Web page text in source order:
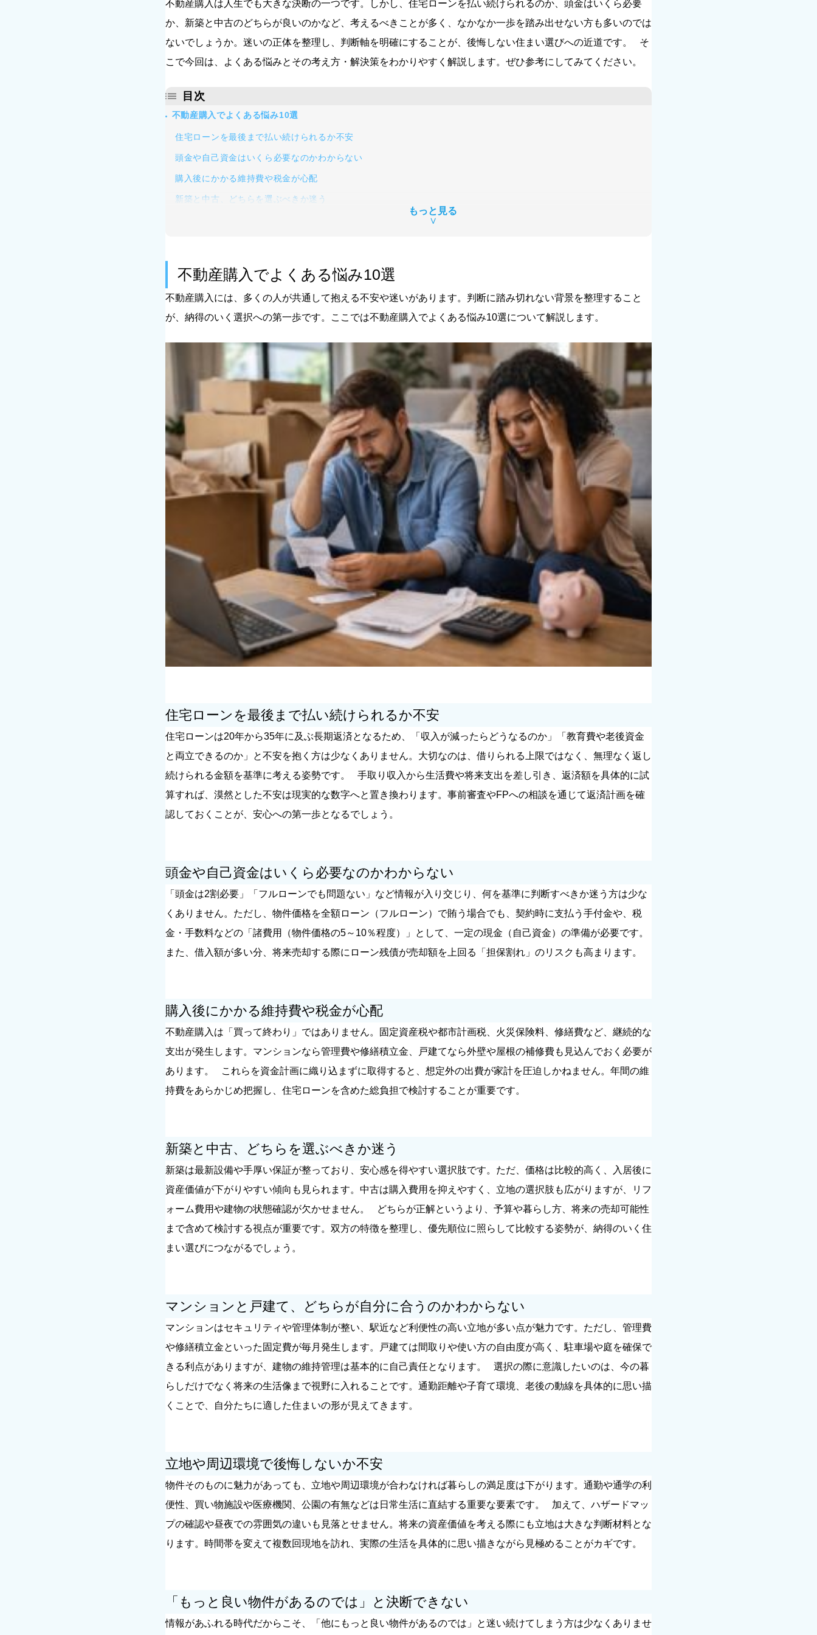
人気のキーワード
借り換え 失敗・後悔 税制優遇 家探し 住宅ローン控除
不動産購入は人生でも大きな決断の一つです。しかし、住宅ローンを払い続けられるのか、頭金はいくら必要
か、新築と中古のどちらが良いのかなど、考えるべきことが多く、なかなか一歩を踏み出せない方も多いのでは
ないでしょうか。迷いの正体を整理し、判断軸を明確にすることが、後悔しない住まい選びへの近道です。
そ
こで今回は、よくある悩みとその考え方・解決策をわかりやすく解説します。ぜひ参考にしてみてください。
目次
不動産購入でよくある悩み10選
住宅ローンを最後まで払い続けられるか不安
頭金や自己資金はいくら必要なのかわからない
購入後にかかる維持費や税金が心配
新築と中古、どちらを選ぶべきか迷う
今は買いどきなのか、タイミングがわからない
将来の転勤や家族構成の変化に対応できるか心配
不動産会社や担当者を信用していいのか不安
不動産購入で後悔する人の共通点
借りられる金額を基準に住宅ローンを組んでしまう
購入後の維持費や将来コストまで想定していない
将来の売却や住み替えを想定せずに購入している
不動産購入の悩みを整理する3ステップ
STEP1｜家計と将来収支を可視化し「無理のない予算」を決める
STEP2｜希望条件を「絶対条件」と「妥協できる条件」に分ける
STEP3｜購入後の生活をシミュレーションし最終判断を行う
不動産購入の悩みは「整理」すれば解決できる
もっと見る
∨
不動産購入でよくある悩み10選
不動産購入には、多くの人が共通して抱える不安や迷いがあります。判断に踏み切れない背景を整理すること
が、納得のいく選択への第一歩です。ここでは不動産購入でよくある悩み10選について解説します。
住宅ローンを最後まで払い続けられるか不安
住宅ローンは20年から35年に及ぶ長期返済となるため、「収入が減ったらどうなるのか」「教育費や老後資金
と両立できるのか」と不安を抱く方は少なくありません。大切なのは、借りられる上限ではなく、無理なく返し
続けられる金額を基準に考える姿勢です。
手取り収入から生活費や将来支出を差し引き、返済額を具体的に試
算すれば、漠然とした不安は現実的な数字へと置き換わります。事前審査やFPへの相談を通じて返済計画を確
認しておくことが、安心への第一歩となるでしょう。
頭金や自己資金はいくら必要なのかわからない
「頭金は2割必要」「フルローンでも問題ない」など情報が入り交じり、何を基準に判断すべきか迷う方は少な
くありません。ただし、物件価格を全額ローン（フルローン）で賄う場合でも、契約時に支払う手付金や、税
金・手数料などの「諸費用（物件価格の5～10％程度）」として、一定の現金（自己資金）の準備が必要です。
また、借入額が多い分、将来売却する際にローン残債が売却額を上回る「担保割れ」のリスクも高まります。
購入後にかかる維持費や税金が心配
不動産購入は「買って終わり」ではありません。固定資産税や都市計画税、火災保険料、修繕費など、継続的な
支出が発生します。マンションなら管理費や修繕積立金、戸建てなら外壁や屋根の補修費も見込んでおく必要が
あります。
これらを資金計画に織り込まずに取得すると、想定外の出費が家計を圧迫しかねません。年間の維
持費をあらかじめ把握し、住宅ローンを含めた総負担で検討することが重要です。
新築と中古、どちらを選ぶべきか迷う
新築は最新設備や手厚い保証が整っており、安心感を得やすい選択肢です。ただ、価格は比較的高く、入居後に
資産価値が下がりやすい傾向も見られます。中古は購入費用を抑えやすく、立地の選択肢も広がりますが、リフ
ォーム費用や建物の状態確認が欠かせません。
どちらが正解というより、予算や暮らし方、将来の売却可能性
まで含めて検討する視点が重要です。双方の特徴を整理し、優先順位に照らして比較する姿勢が、納得のいく住
まい選びにつながるでしょう。
マンションと戸建て、どちらが自分に合うのかわからない
マンションはセキュリティや管理体制が整い、駅近など利便性の高い立地が多い点が魅力です。ただし、管理費
や修繕積立金といった固定費が毎月発生します。戸建ては間取りや使い方の自由度が高く、駐車場や庭を確保で
きる利点がありますが、建物の維持管理は基本的に自己責任となります。
選択の際に意識したいのは、今の暮
らしだけでなく将来の生活像まで視野に入れることです。通勤距離や子育て環境、老後の動線を具体的に思い描
くことで、自分たちに適した住まいの形が見えてきます。
立地や周辺環境で後悔しないか不安
物件そのものに魅力があっても、立地や周辺環境が合わなければ暮らしの満足度は下がります。通勤や通学の利
便性、買い物施設や医療機関、公園の有無などは日常生活に直結する重要な要素です。
加えて、ハザードマッ
プの確認や昼夜での雰囲気の違いも見落とせません。将来の資産価値を考える際にも立地は大きな判断材料とな
ります。時間帯を変えて複数回現地を訪れ、実際の生活を具体的に思い描きながら見極めることがカギです。
「もっと良い物件があるのでは」と決断できない
情報があふれる時代だからこそ、「他にもっと良い物件があるのでは」と迷い続けてしまう方は少なくありませ